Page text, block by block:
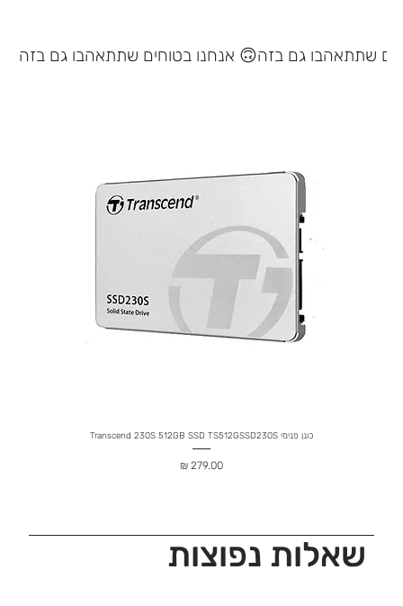
אנחנו בטוחים שתתאהבו גם בזה 🙃
כונן פנימי Transcend 230S 512GB SSD TS512GSSD230S
מחיר
שאלות נפוצות